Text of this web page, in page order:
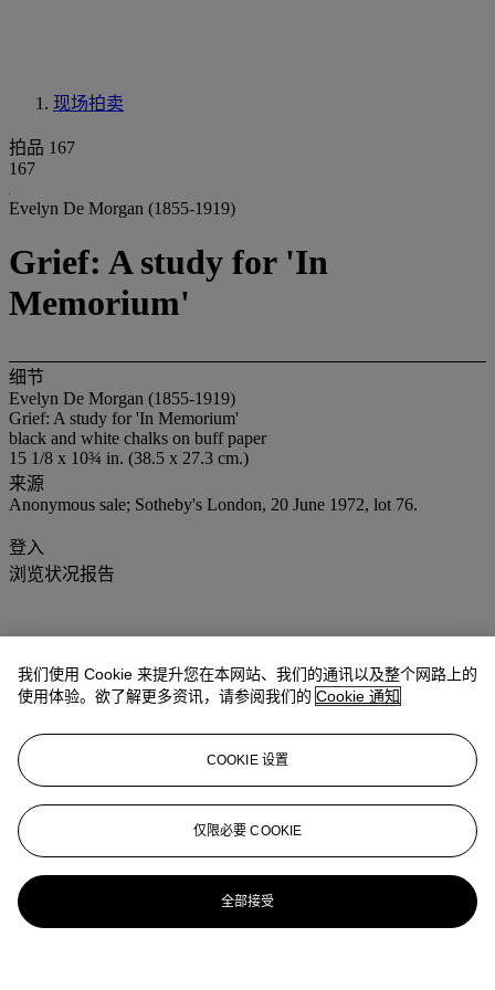
现场拍卖
拍品 167
167
Evelyn De Morgan (1855-1919)
Grief: A study for 'In
Memorium'
细节
Evelyn De Morgan (1855-1919)
Grief: A study for 'In Memorium'
black and white chalks on buff paper
15 1/8 x 10¾ in. (38.5 x 27.3 cm.)
来源
Anonymous sale; Sotheby's London, 20 June 1972, lot 76.
登入
浏览状况报告
我们使用 Cookie 来提升您在本网站、我们的通讯以及整个网路上的
使用体验。欲了解更多资讯，请参阅我们的 Cookie 通知
COOKIE 设置
仅限必要 COOKIE
全部接受